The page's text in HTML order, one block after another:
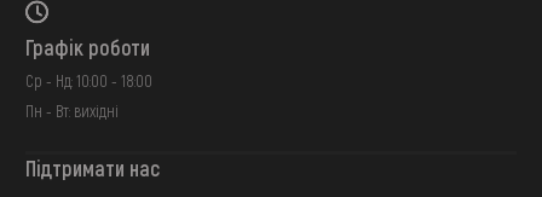
Графік роботи
Ср - Нд: 10:00 - 18:00
Пн - Вт: вихідні
Підтримати нас